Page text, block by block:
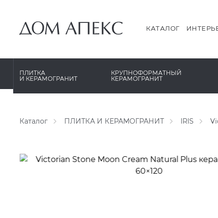
КАТАЛОГ
ПЛИТКА
И КЕРАМОГРАНИТ
PORCELANOSA
УРАЛЬСКИЙ ГРАНИТ
КРУПНОФОРМАТНЫЙ
КЕРАМОГРАНИТ
XXL Pamesa
Каталог ПЛИТКА И КЕРАМОГРАНИТ IRIS